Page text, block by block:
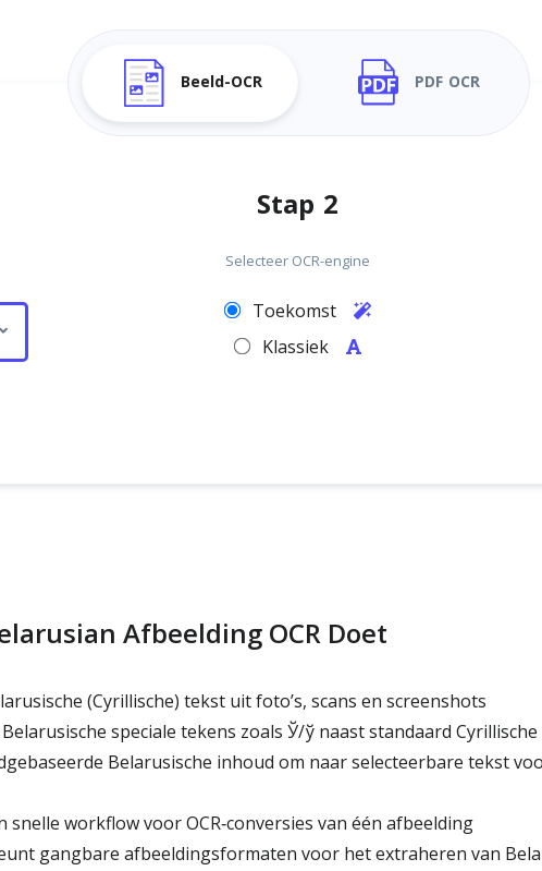
Beeld-OCR PDF OCR
Stap 2
Selecteer OCR-engine
Toekomst
Klassiek
Afbeelding OCR Doet
(Cyrillische) tekst uit foto’s, scans en screenshots
speciale tekens zoals Ў/ў naast standaard
Belarusische inhoud om naar selecteerbare tekst
snelle workflow voor OCR‑conversies van één afbeelding
gangbare afbeeldingsformaten voor het extraheren van